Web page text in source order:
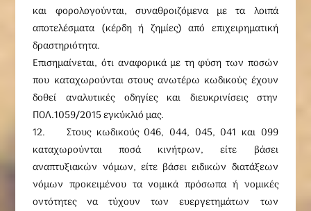
και φορολογούνται, συναθροιζόμενα με τα λοιπά
αποτελέσματα (κέρδη ή ζημίες) από επιχειρηματική
δραστηριότητα.
Επισημαίνεται, ότι αναφορικά με τη φύση των ποσών
που καταχωρούνται στους ανωτέρω κωδικούς έχουν
δοθεί αναλυτικές οδηγίες και διευκρινίσεις στην
ΠΟΛ.1059/2015 εγκύκλιό μας.
12. Στους κωδικούς 046, 044, 045, 041 και 099
καταχωρούνται ποσά κινήτρων, είτε βάσει
αναπτυξιακών νόμων, είτε βάσει ειδικών διατάξεων
νόμων προκειμένου τα νομικά πρόσωπα ή νομικές
οντότητες να τύχουν των ευεργετημάτων των